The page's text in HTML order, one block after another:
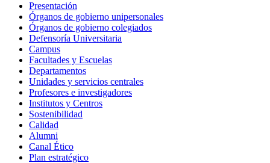
Presentación
Órganos de gobierno unipersonales
Órganos de gobierno colegiados
Defensoría Universitaria
Campus
Facultades y Escuelas
Departamentos
Unidades y servicios centrales
Profesores e investigadores
Institutos y Centros
Sostenibilidad
Calidad
Alumni
Canal Ético
Plan estratégico